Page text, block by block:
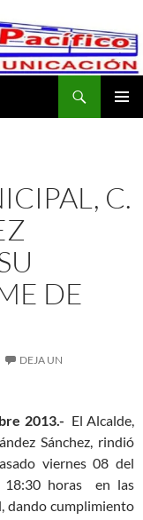
C.
DE
DEJA UN
2013.- El Alcalde,
Sánchez, rindió
viernes 08 del
18:30 horas en las
dando cumplimiento